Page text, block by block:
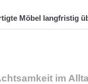
Möbel langfristig
im